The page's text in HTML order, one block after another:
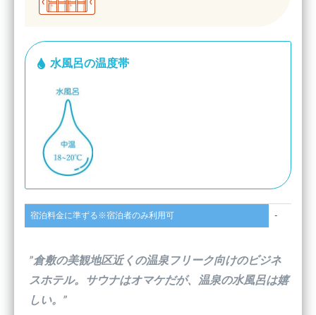
水風呂の温度帯
宿泊料金に準ずる※宿泊者のみ利用可 -
”倉敷の美観地区近くの温泉フリーク向けのビジネ
スホテル。サウナはオマケだが、温泉の水風呂は嬉
しい。”